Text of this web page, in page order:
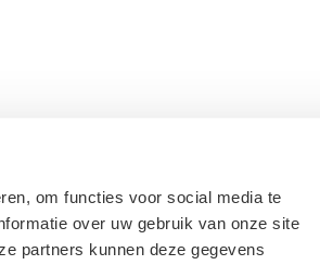
om functies voor social media te
over uw gebruik van onze site
partners kunnen deze gegevens